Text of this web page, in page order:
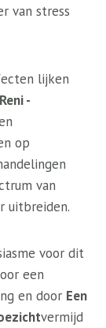
van stress
lijken
Reni -
op
van
uitbreiden.
voor dit
een
en door Een
vermijd